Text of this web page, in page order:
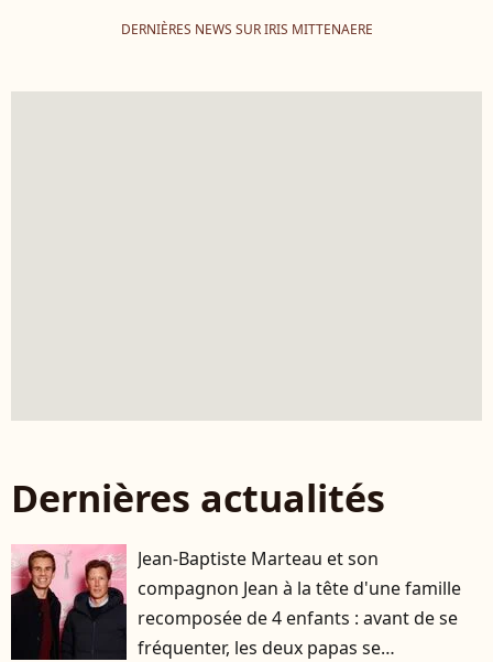
DERNIÈRES NEWS SUR IRIS MITTENAERE
Dernières actualités
Jean-Baptiste Marteau et son
compagnon Jean à la tête d'une famille
recomposée de 4 enfants : avant de se
fréquenter, les deux papas se